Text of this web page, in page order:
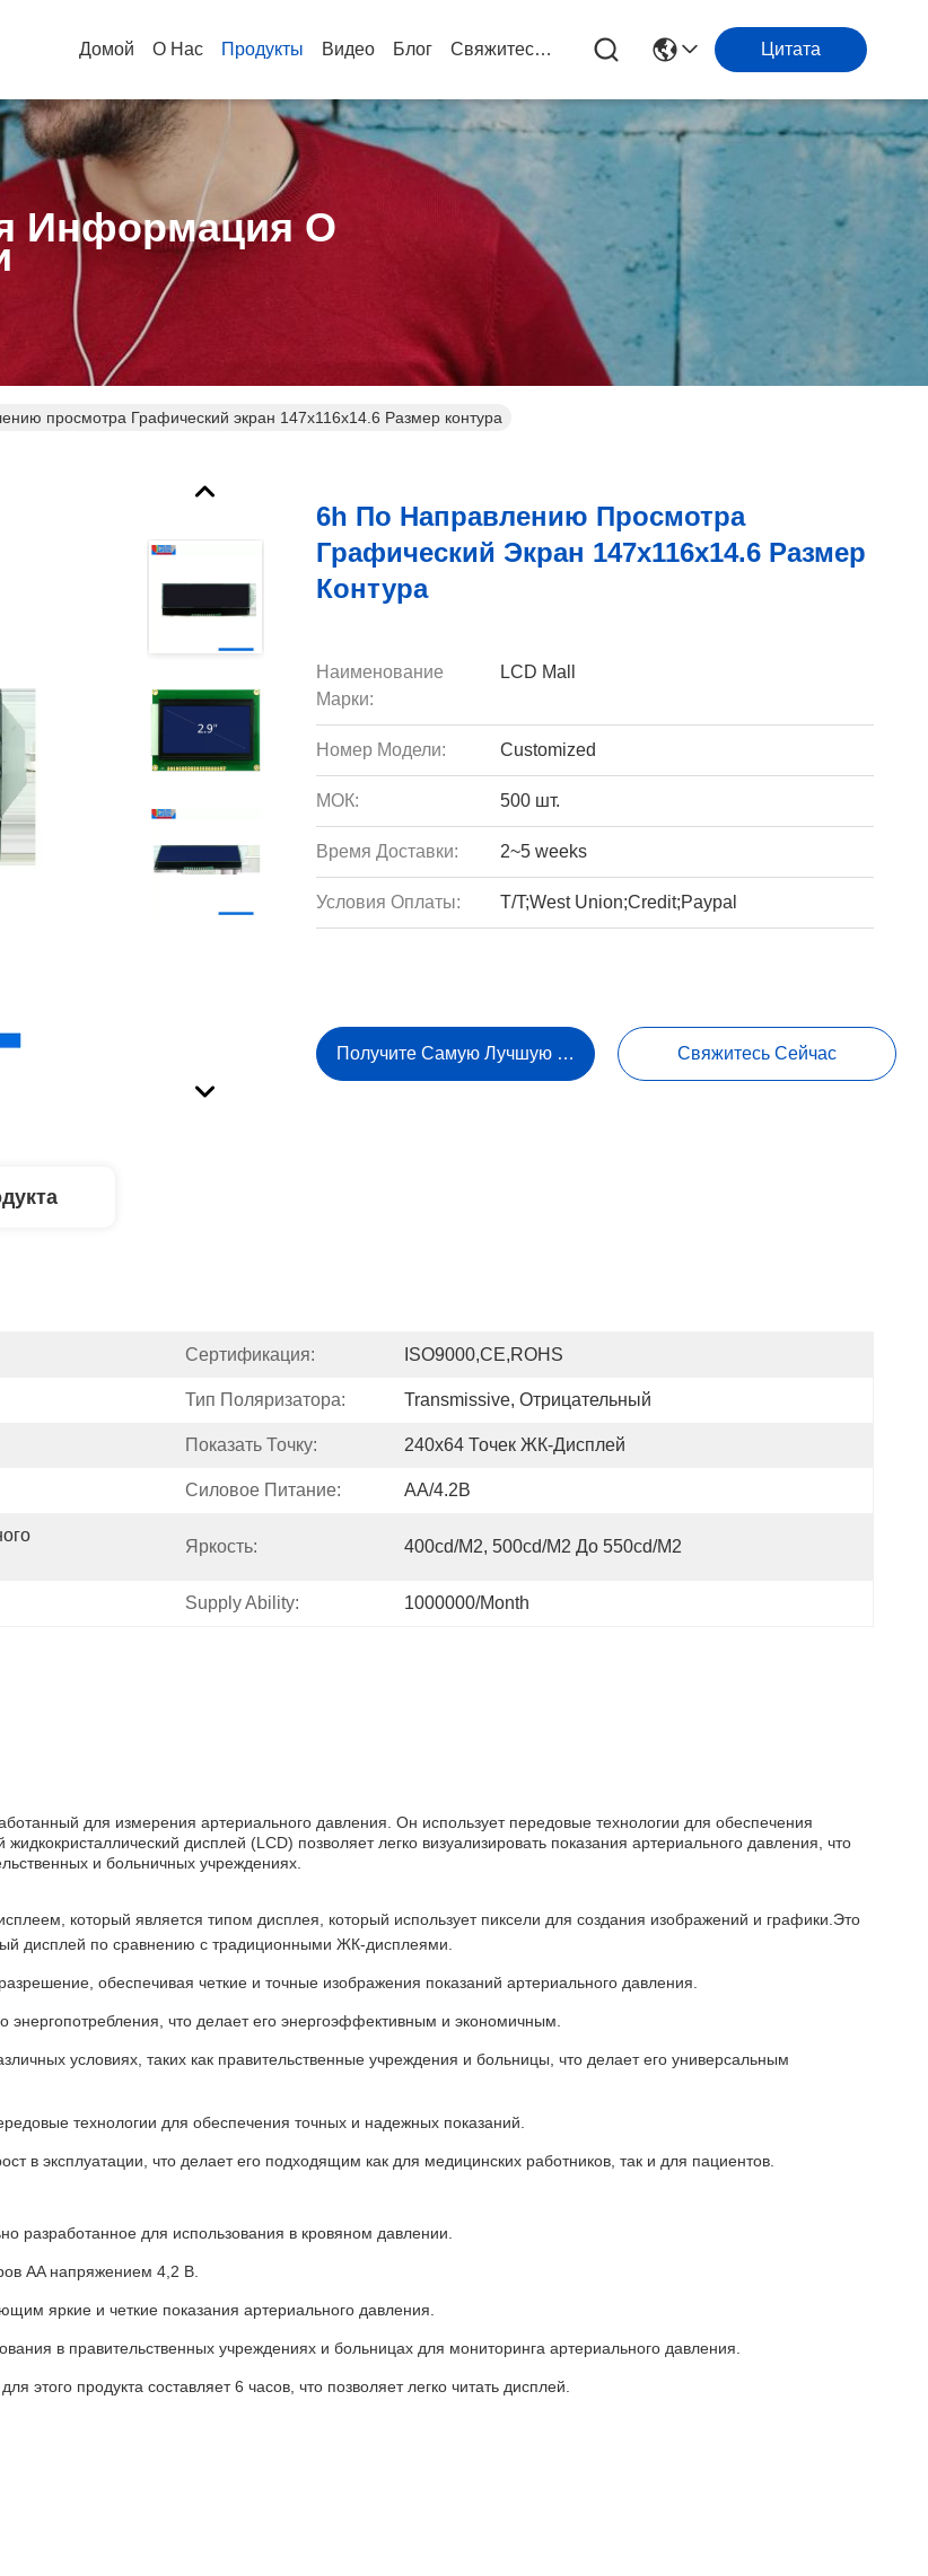
Домой О Нас Продукты Видео Блог Свяжитесь С Нами Цитата
Информация О
просмотра Графический экран 147x116x14.6 Размер контура
6h По Направлению Просмотра
Графический Экран 147x116x14.6 Размер
Контура
Наименование
Марки:
LCD Mall
Номер Модели: Customized
МОК: 500 шт.
Время Доставки: 2~5 weeks
Условия Оплаты: T/T;West Union;Credit;Paypal
Получите Самую Лучшую Цену Свяжитесь Сейчас
Сертификация: ISO9000,CE,ROHS
Тип Поляризатора: Transmissive, Отрицательный
Показать Точку: 240x64 Точек ЖК-Дисплей
Силовое Питание: AA/4.2В
Яркость: 400cd/m2, 500cd/m2 До 550cd/m2
Supply Ability: 1000000/month
для измерения артериального давления. Он использует передовые технологии для обеспечения
дисплей (LCD) позволяет легко визуализировать показания артериального давления, что
и больничных учреждениях.
который является типом дисплея, который использует пиксели для создания изображений и графики.Это
дисплей по сравнению с традиционными ЖК-дисплеями.
обеспечивая четкие и точные изображения показаний артериального давления.
энергопотребления, что делает его энергоэффективным и экономичным.
условиях, таких как правительственные учреждения и больницы, что делает его универсальным
технологии для обеспечения точных и надежных показаний.
в эксплуатации, что делает его подходящим как для медицинских работников, так и для пациентов.
разработанное для использования в кровяном давлении.
AA напряжением 4,2 В.
яркие и четкие показания артериального давления.
в правительственных учреждениях и больницах для мониторинга артериального давления.
этого продукта составляет 6 часов, что позволяет легко читать дисплей.